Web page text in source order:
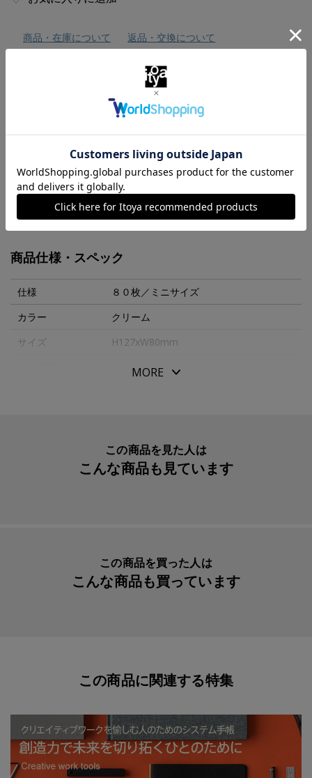
商品・在庫について
返品・交換について
“ＰＬＯＴＴＥＲ”オリジナルのリフィル専用用紙を使用し
た「リフィルメモパッド」です。
バラバラになりがちなリフィル用紙をブランドカラーであ
るブラックの色天ノリでまとめました。
必要な時に必要な分だけ自由に切り離して、６穴リングレ
ザーバインダーで大切なアイデアを編集できる「リフィル
メモパッド」で創造力が巡ります。
【商品仕様】
●Ｄｅｓｉｇｎｐｈｉｌ Ｐｏｃｋｅｔｂｏｏｋ用紙（ク
MORE
商品仕様・スペック
仕様
８０枚／ミニサイズ
カラー
クリーム
サイズ
H127xW80mm
１冊
77716425
MORE
この商品を見た人は
こんな商品も見ています
この商品を買った人は
こんな商品も買っています
この商品に関連する特集